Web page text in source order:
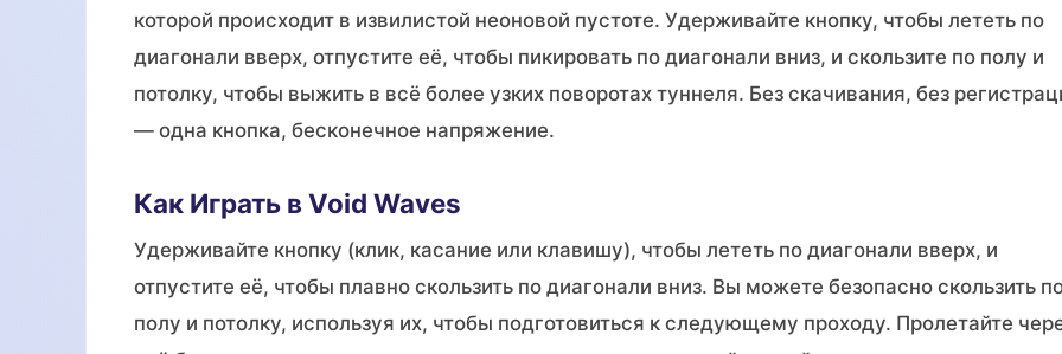
которой происходит в извилистой неоновой пустоте. Удерживайте кнопку, чтобы лететь по
диагонали вверх, отпустите её, чтобы пикировать по диагонали вниз, и скользите по полу и
потолку, чтобы выжить в всё более узких поворотах туннеля. Без скачивания, без
— одна кнопка, бесконечное напряжение.
Как Играть в Void Waves
Удерживайте кнопку (клик, касание или клавишу), чтобы лететь по диагонали вверх, и
отпустите её, чтобы плавно скользить по диагонали вниз. Вы можете безопасно скользить
полу и потолку, используя их, чтобы подготовиться к следующему проходу. Пролетайте